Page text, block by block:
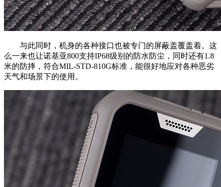
与此同时，机身的各种接口也被专门的屏蔽盖覆盖着。这
么一来也让诺基亚800支持IP68级别的防水防尘，同时还有1.8
米的防摔，符合MIL-STD-810G标准，能很好地应对各种恶劣
天气和场景下的使用。